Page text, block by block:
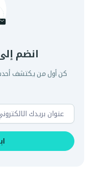
انضم
كن أول من يكتشف أحدث